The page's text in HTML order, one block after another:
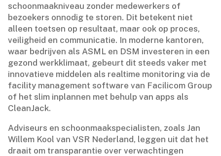
schoonmaakniveau zonder medewerkers of
bezoekers onnodig te storen.​ Dit betekent niet
alleen toetsen op resultaat, maar ook op proces,
veiligheid en communicatie.​ In moderne kantoren,
waar bedrijven als ASML en DSM investeren in een
gezond werkklimaat, gebeurt dit steeds vaker met
innovatieve middelen als realtime monitoring via de
facility management software van Facilicom Group
of het slim inplannen met behulp van apps als
CleanJack.​
Adviseurs en schoonmaakspecialisten, zoals Jan
Willem Kool van VSR Nederland, leggen uit dat het
draait om transparantie over verwachtingen